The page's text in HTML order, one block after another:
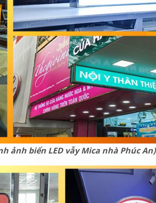
ảnh biển LED vẫy Mica nhà Phúc An)